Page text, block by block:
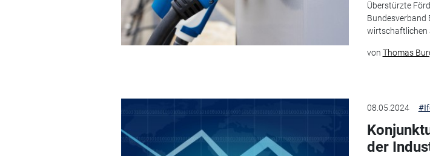
Überstürzte
Bundesverband
wirtschaftlichen
von Thomas
08.05.2024
der